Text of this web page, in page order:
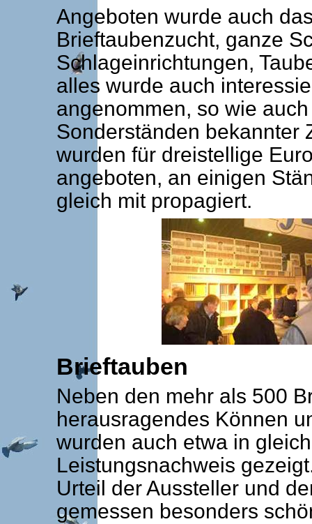
Angeboten wurde auch
Brieftaubenzucht, ganze
Schlageinrichtungen,
alles wurde auch
angenommen, so wie
Sonderständen bekannter
wurden für dreistellige
angeboten, an einigen
gleich mit propagiert.
Brieftauben
Neben den mehr als 500
herausragendes Können
wurden auch etwa in
Leistungsnachweis
Urteil der Aussteller und
gemessen besonders